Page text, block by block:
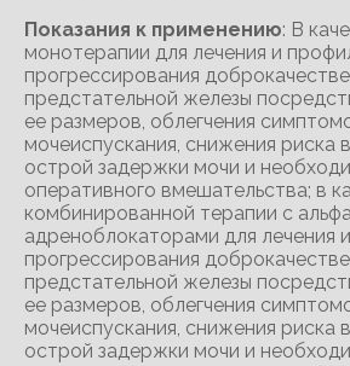
Показания к применению: В
монотерапии для лечения и
прогрессирования
предстательной железы
ее размеров, облегчения
мочеиспускания, снижения риска
острой задержки мочи и
оперативного вмешательства; в
комбинированной терапии с
адреноблокаторами для лечения
прогрессирования
предстательной железы
ее размеров, облегчения
мочеиспускания, снижения риска
острой задержки мочи и